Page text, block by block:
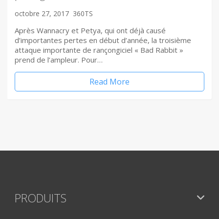
octobre 27, 2017 360TS
Après Wannacry et Petya, qui ont déjà causé
d’importantes pertes en début d’année, la troisième
attaque importante de rançongiciel « Bad Rabbit »
prend de l’ampleur. Pour…
Read More
PRODUITS